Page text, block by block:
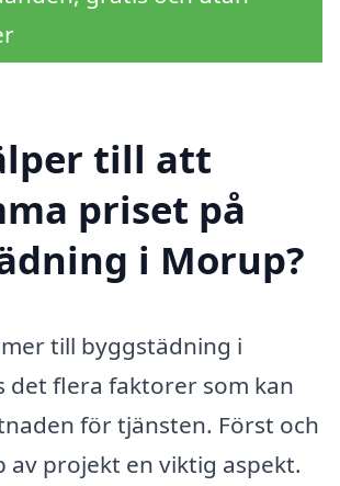
till att
priset på
i Morup?
till byggstädning i
det flera faktorer som kan
för tjänsten. Först och
av projekt en viktig aspekt.